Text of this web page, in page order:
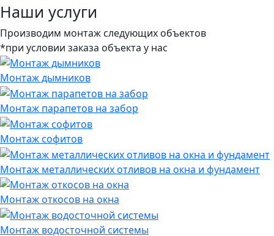
Наши услуги
Производим монтаж следующих объектов
*при условии заказа объекта у нас
Монтаж дымников
Монтаж парапетов на забор
Монтаж софитов
Монтаж металлических отливов на окна и фундамент
Монтаж откосов на окна
Монтаж водосточной системы